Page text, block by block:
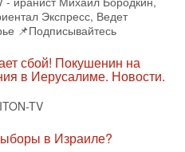
Намазов , историк,
Президента
. Ведет программу
ШАБАК формирует
из самых тревожных
что израильская
(ШАБАК) создала
Экспресс, Ведет
📌Подписывайтесь
сбой! Покушенин на
в Иерусалиме. Новости.
TV
в Израиле?